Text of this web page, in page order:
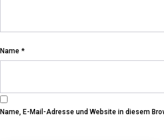
Name *
Name, E-Mail-Adresse und Website in diesem